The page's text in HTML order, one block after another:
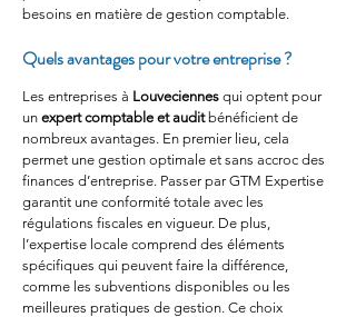
besoins en matière de gestion comptable.
Quels avantages pour votre entreprise ?
Les entreprises à Louveciennes qui optent pour
un expert comptable et audit bénéficient de
nombreux avantages. En premier lieu, cela
permet une gestion optimale et sans accroc des
finances d’entreprise. Passer par GTM Expertise
garantit une conformité totale avec les
régulations fiscales en vigueur. De plus,
l’expertise locale comprend des éléments
spécifiques qui peuvent faire la différence,
comme les subventions disponibles ou les
meilleures pratiques de gestion. Ce choix